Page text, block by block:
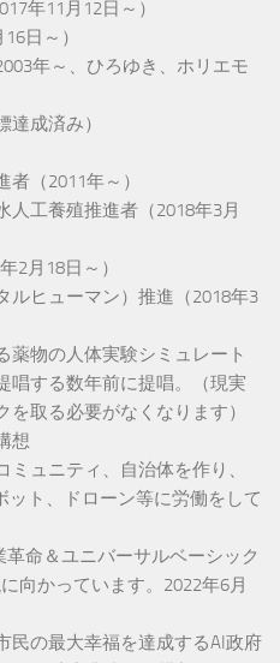
年11月12日～）
日～）
年～、ひろゆき、ホリエモ
成済み）
（2011年～）
工養殖推進者（2018年3月
2月18日～）
ルヒューマン）推進（2018年3
薬物の人体実験シミュレート
唱する数年前に提唱。（現実
取る必要がなくなります）
想
ミュニティ、自治体を作り、
ット、ドローン等に労働をして
命＆ユニバーサルベーシック
向かっています。2022年6月
民の最大幸福を達成するAI政府